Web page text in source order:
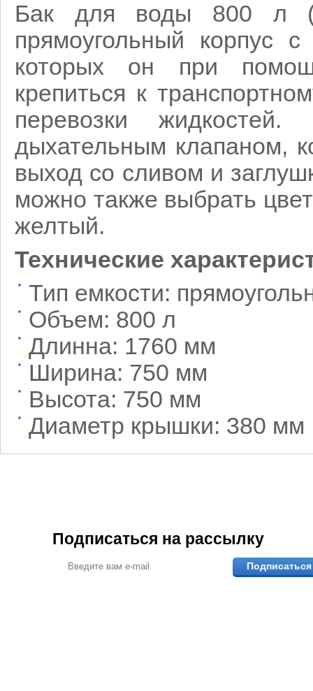
Бак для воды 800 л
прямоугольный корпус
которых он при
крепиться к
перевозки
дыхательным клапаном,
выход со сливом и
можно также выбрать
желтый.
Технические
Тип емкости:
Объем: 800 л
Длинна: 1760 мм
Ширина: 750 мм
Высота: 750 мм
Диаметр крышки: 380 мм
Подписаться на рассылку
Подписаться